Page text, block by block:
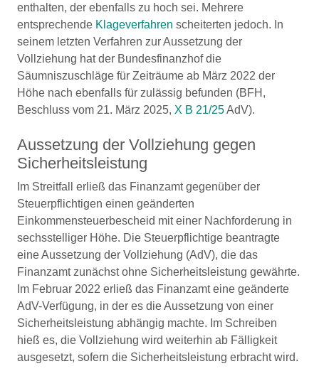
enthalten, der ebenfalls zu hoch sei. Mehrere
entsprechende Klageverfahren scheiterten jedoch. In
seinem letzten Verfahren zur Aussetzung der
Vollziehung hat der Bundesfinanzhof die
Säumniszuschläge für Zeiträume ab März 2022 der
Höhe nach ebenfalls für zulässig befunden (BFH,
Beschluss vom 21. März 2025, X B 21/25AdV).
Aussetzung der Vollziehung gegen
Sicherheitsleistung
Im Streitfall erließ das Finanzamt gegenüber der
Steuerpflichtigen einen geänderten
Einkommensteuerbescheid mit einer Nachforderung in
sechsstelliger Höhe. Die Steuerpflichtige beantragte
eine Aussetzung der Vollziehung (AdV), die das
Finanzamt zunächst ohne Sicherheitsleistung gewährte.
Im Februar 2022 erließ das Finanzamt eine geänderte
AdV-Verfügung, in der es die Aussetzung von einer
Sicherheitsleistung abhängig machte. Im Schreiben
hieß es, die Vollziehung wird weiterhin ab Fälligkeit
ausgesetzt, sofern die Sicherheitsleistung erbracht wird.